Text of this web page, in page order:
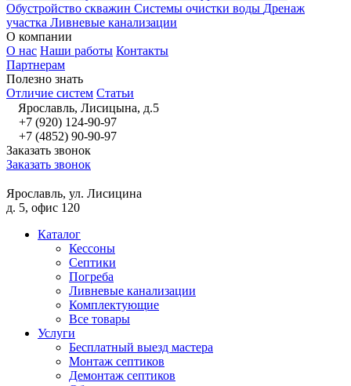
Обустройство скважин Системы очистки воды Дренаж
участка Ливневые канализации
О компании
О нас Наши работы Контакты
Партнерам
Полезно знать
Отличие систем Статьи
Ярославль, Лисицына, д.5
+7 (920) 124-90-97
+7 (4852) 90-90-97
Заказать звонок
Заказать звонок
Ярославль, ул. Лисицина
д. 5, офис 120
Каталог
Кессоны
Септики
Погреба
Ливневые канализации
Комплектующие
Все товары
Услуги
Бесплатный выезд мастера
Монтаж септиков
Демонтаж септиков